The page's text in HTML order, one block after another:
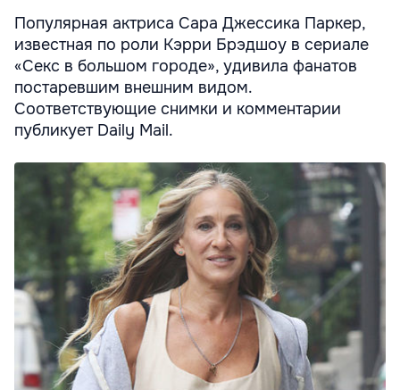
Популярная актриса Сара Джессика Паркер,
известная по роли Кэрри Брэдшоу в сериале
«Секс в большом городе», удивила фанатов
постаревшим внешним видом.
Соответствующие снимки и комментарии
публикует Daily Mail.